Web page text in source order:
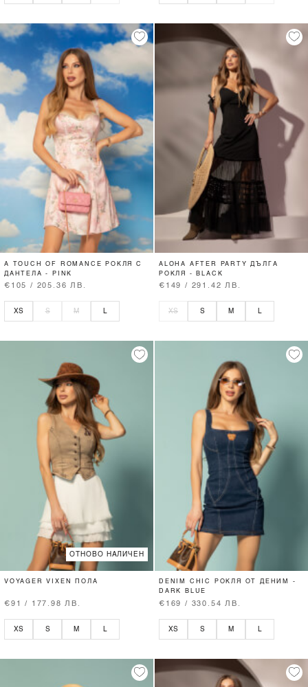
A TOUCH OF ROMANCE РОКЛЯ С
ДАНТЕЛА - PINK
€105 / 205.36 ЛВ.
XS S M L
ALOHA AFTER PARTY ДЪЛГА
РОКЛЯ - BLACK
€149 / 291.42 ЛВ.
XS S M L
ОТНОВО НАЛИЧЕН
VOYAGER VIXEN ПОЛА
€91 / 177.98 ЛВ.
XS S M
DENIM CHIC РОКЛЯ ОТ ДЕНИМ -
DARK BLUE
€169 / 330.54 ЛВ.
XS S M